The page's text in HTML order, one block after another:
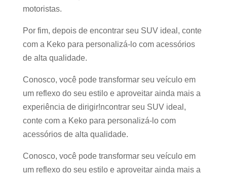
motoristas.
Por fim, depois de encontrar seu SUV ideal, conte
com a Keko para personalizá-lo com acessórios
de alta qualidade.
Conosco, você pode transformar seu veículo em
um reflexo do seu estilo e aproveitar ainda mais a
experiência de dirigir!ncontrar seu SUV ideal,
conte com a Keko para personalizá-lo com
acessórios de alta qualidade.
Conosco, você pode transformar seu veículo em
um reflexo do seu estilo e aproveitar ainda mais a